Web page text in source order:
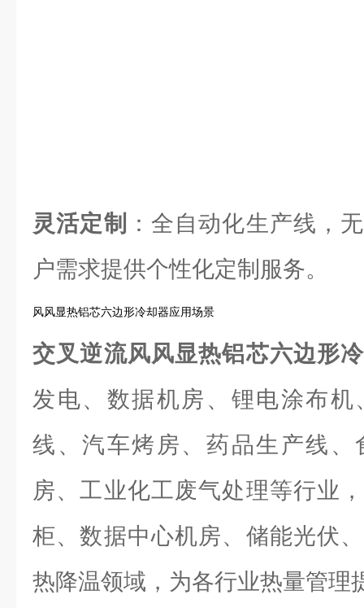
灵活定制
：全自动化生产线，
户需求提供个性化定制服务。
风风显热铝芯六边形冷却器应用场景
交叉逆流风风显热铝芯六边形
发电、数据机房、锂电涂布
线、汽车烤房、药品生产线、
房、工业化工废气处理等行业
柜、数据中心机房、储能光伏
热降温领域，为各行业热量管理